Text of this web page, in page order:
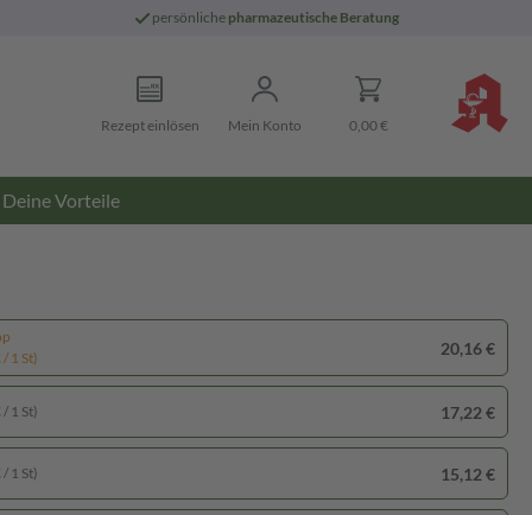
persönliche pharmazeutische Beratung
Rezept einlösen Mein Konto 0,00 €
Deine Vorteile
1 St)
20,16 €
1 St) 17,22 €
1 St) 15,12 €